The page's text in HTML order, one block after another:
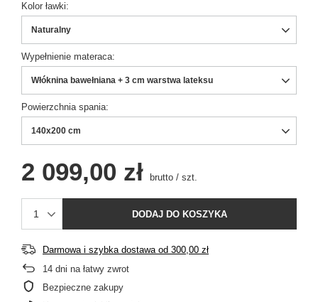
Kolor ławki
Naturalny
Wypełnienie materaca
Włóknina bawełniana + 3 cm warstwa lateksu
Powierzchnia spania
140x200 cm
2 099,00 zł brutto / szt.
DODAJ DO KOSZYKA
Darmowa i szybka dostawaod 300,00 zł
14 dni na łatwy zwrot
Bezpieczne zakupy